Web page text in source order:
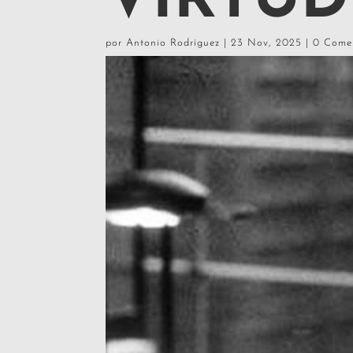
porAntonio Rodríguez |23 Nov, 2025 |0